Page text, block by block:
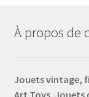
À propos de
Jouets vintage,
Art Toys. Jouets